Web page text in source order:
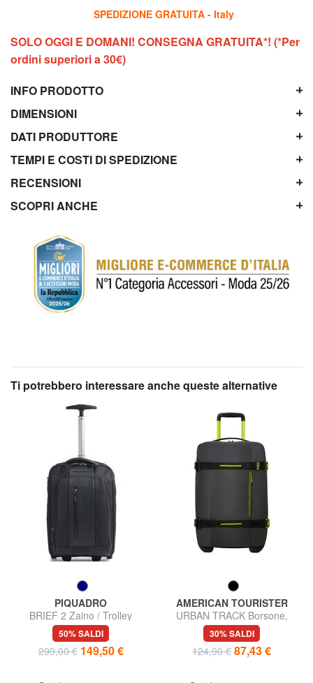
SPEDIZIONE GRATUITA - Italy
SOLO OGGI E DOMANI! CONSEGNA GRATUITA*! (*Per
ordini superiori a 30€)
INFO PRODOTTO
DIMENSIONI
DATI PRODUTTORE
TEMPI E COSTI DI SPEDIZIONE
RECENSIONI
SCOPRI ANCHE
Ti potrebbero interessare anche queste alternative
PIQUADRO
BRIEF 2 Zaino / Trolley
Underseater
50% SALDI
299,00 € 149,50 €
AMERICAN TOURISTER
URBAN TRACK Borsone,
bagaglio a mano, con ruote
30% SALDI
124,90 € 87,43 €